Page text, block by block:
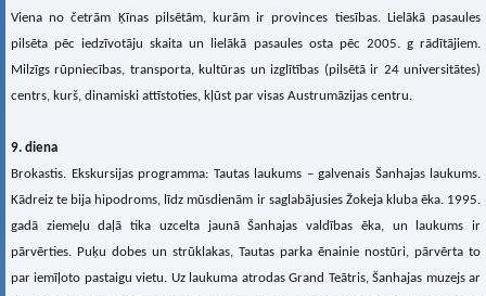
Viena no četrām Ķīnas pilsētām, kurām ir provinces tiesības. Lielākā pasaules
pilsēta pēc iedzīvotāju skaita un lielākā pasaules osta pēc 2005. g rādītājiem.
Milzīgs rūpniecības, transporta, kultūras un izglītības (pilsētā ir 24 universitātes)
centrs, kurš, dinamiski attīstoties, kļūst par visas Austrumāzijas centru.
9. diena
Brokastis. Ekskursijas programma: Tautas laukums – galvenais Šanhajas laukums.
Kādreiz te bija hipodroms, līdz mūsdienām ir saglabājusies Žokeja kluba ēka. 1995.
gadā ziemeļu daļā tika uzcelta jaunā Šanhajas valdības ēka, un laukums ir
pārvērties. Puķu dobes un strūklakas, Tautas parka ēnainie nostūri, pārvērta to
par iemīļoto pastaigu vietu. Uz laukuma atrodas Grand Teātris, Šanhajas muzejs ar